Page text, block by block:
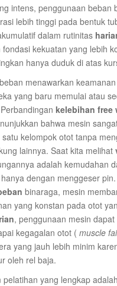
intens, penggunaan beban
lebih tinggi pada bentuk
dalam rutinitas
kekuatan yang lebih
hanya duduk di atas
menawarkan
yang baru memulai atau
kelebihan free
bahwa mesin
kelompok otot tanpa
lainnya. Saat kita melihat
adalah kemudahan
dengan menggeser
binaraga, mesin
yang konstan pada otot
, penggunaan mesin
kegagalan otot ( muscle
yang jauh lebih minim
oleh rel baja.
pelatihan yang lengkap